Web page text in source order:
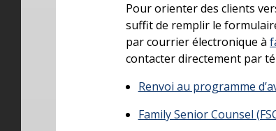
Pour orienter des clients
suffit de remplir le
par courrier électronique à
contacter directement par
Renvoi au programme
Family Senior Counsel